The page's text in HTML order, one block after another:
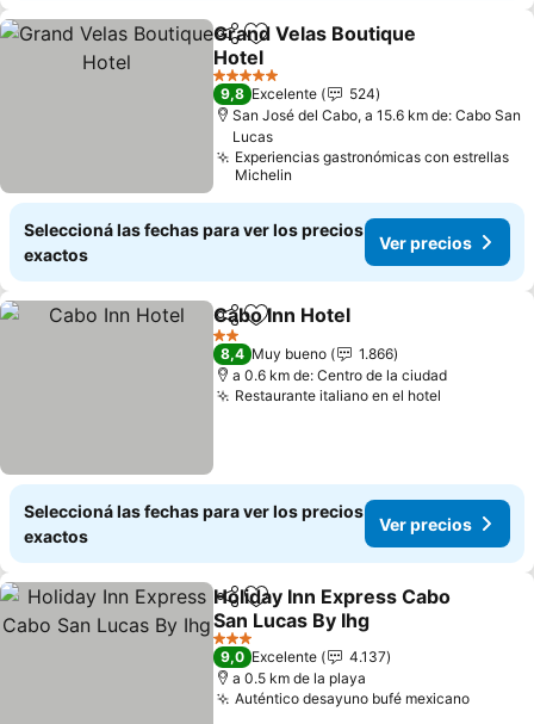
CompartirAñadir a favoritos
Grand Velas Boutique
Hotel
Ver precios
5 Estrellas
9,8 Excelente
524
San José del Cabo, a 15.6 km de: Cabo San
Lucas
Experiencias gastronómicas con estrellas
Michelin
Seleccioná las fechas para ver los precios
exactos
Ver precios
CompartirAñadir a favoritos
Cabo Inn Hotel
2 Estrellas
8,4 Muy bueno
1.866
a 0.6 km de: Centro de la ciudad
Restaurante italiano en el hotel
Seleccioná las fechas para ver los precios
exactos
Ver precios
CompartirAñadir a favoritos
Holiday Inn Express Cabo
San Lucas By Ihg
Ver precios
3 Estrellas
9,0 Excelente
4.137
a 0.5 km de la playa
Auténtico desayuno bufé mexicanoVer